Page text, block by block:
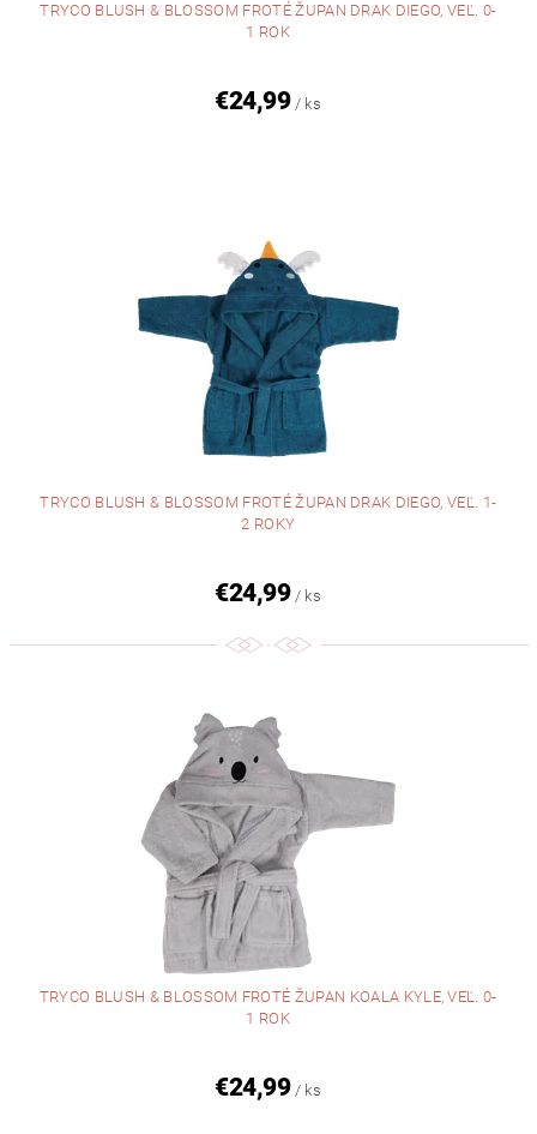
TRYCO BLUSH & BLOSSOM FROTÉ ŽUPAN DRAK DIEGO, VEĽ. 0-
1 ROK
€24,99 / ks
TRYCO BLUSH & BLOSSOM FROTÉ ŽUPAN DRAK DIEGO, VEĽ. 1-
2 ROKY
€24,99 / ks
TRYCO BLUSH & BLOSSOM FROTÉ ŽUPAN KOALA KYLE, VEĽ. 0-
1 ROK
€24,99 / ks